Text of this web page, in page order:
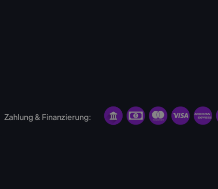
Zahlung & Finanzierung: